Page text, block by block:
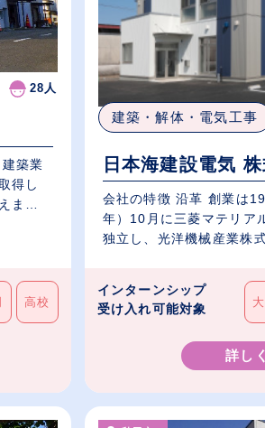
28人
築業
得し
ま
高校
建築・解体・電気工事
日本海建設電気
会社の特徴 沿革 創業は
年）10月に三菱マテリア
独立し、光洋機械産業株
インターンシップ
受け入れ可能対象
詳し